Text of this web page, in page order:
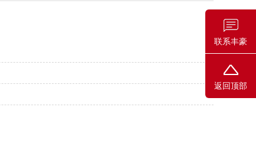
联系丰豪
返回顶部